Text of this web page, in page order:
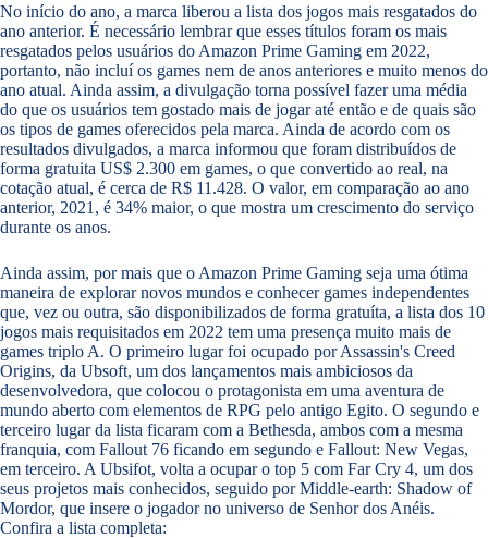
No início do ano, a marca liberou a lista dos jogos mais resgatados do
ano anterior. É necessário lembrar que esses títulos foram os mais
resgatados pelos usuários do Amazon Prime Gaming em 2022,
portanto, não incluí os games nem de anos anteriores e muito menos do
ano atual. Ainda assim, a divulgação torna possível fazer uma média
do que os usuários tem gostado mais de jogar até então e de quais são
os tipos de games oferecidos pela marca. Ainda de acordo com os
resultados divulgados, a marca informou que foram distribuídos de
forma gratuita US$ 2.300 em games, o que convertido ao real, na
cotação atual, é cerca de R$ 11.428. O valor, em comparação ao ano
anterior, 2021, é 34% maior, o que mostra um crescimento do serviço
durante os anos.
Ainda assim, por mais que o Amazon Prime Gaming seja uma ótima
maneira de explorar novos mundos e conhecer games independentes
que, vez ou outra, são disponibilizados de forma gratuíta, a lista dos 10
jogos mais requisitados em 2022 tem uma presença muito mais de
games triplo A. O primeiro lugar foi ocupado por Assassin's Creed
Origins, da Ubsoft, um dos lançamentos mais ambiciosos da
desenvolvedora, que colocou o protagonista em uma aventura de
mundo aberto com elementos de RPG pelo antigo Egito. O segundo e
terceiro lugar da lista ficaram com a Bethesda, ambos com a mesma
franquia, com Fallout 76 ficando em segundo e Fallout: New Vegas,
em terceiro. A Ubsifot, volta a ocupar o top 5 com Far Cry 4, um dos
seus projetos mais conhecidos, seguido por Middle-earth: Shadow of
Mordor, que insere o jogador no universo de Senhor dos Anéis.
Confira a lista completa: